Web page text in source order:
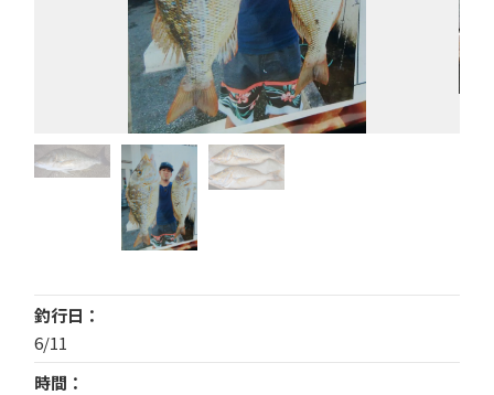
釣行日
6/11
時間